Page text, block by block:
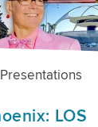
LOS